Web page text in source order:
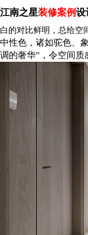
江南之星装修案例设
白的对比鲜明，总给空
中性色，诸如驼色、
调的奢华”，令空间质